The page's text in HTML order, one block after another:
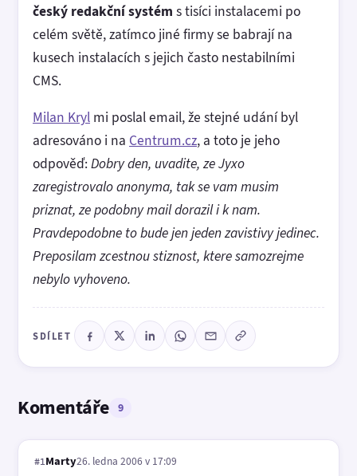
český redakční systém s tisíci instalacemi po
celém světě, zatímco jiné firmy se babrají na
kusech instalacích s jejich často nestabilními
CMS.
Milan Kryl mi poslal email, že stejné udání byl
adresováno i na Centrum.cz, a toto je jeho
odpověď:Dobry den, uvadite, ze Jyxo
zaregistrovalo anonyma, tak se vam musim
priznat, ze podobny mail dorazil i k nam.
Pravdepodobne to bude jen jeden zavistivy jedinec.
Preposilam zcestnou stiznost, ktere samozrejme
nebylo vyhoveno.
SDÍLET
Komentáře 9
#1Marty26. ledna 2006 v 17:09